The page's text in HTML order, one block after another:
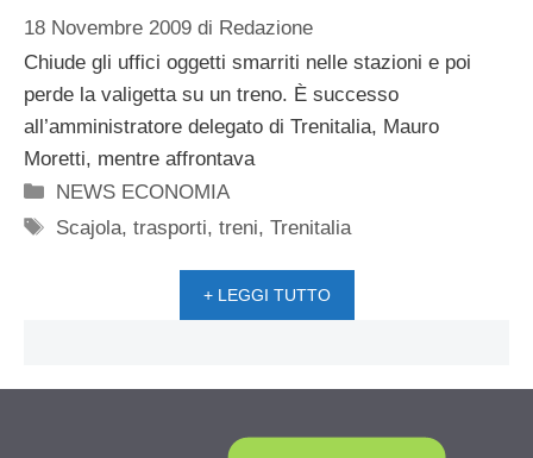
18 Novembre 2009 di Redazione
Chiude gli uffici oggetti smarriti nelle stazioni e poi
perde la valigetta su un treno. È successo
all’amministratore delegato di Trenitalia, Mauro
Moretti, mentre affrontava
Categorie
NEWS ECONOMIA
Tag
Scajola,trasporti,treni,Trenitalia
+ LEGGI TUTTO